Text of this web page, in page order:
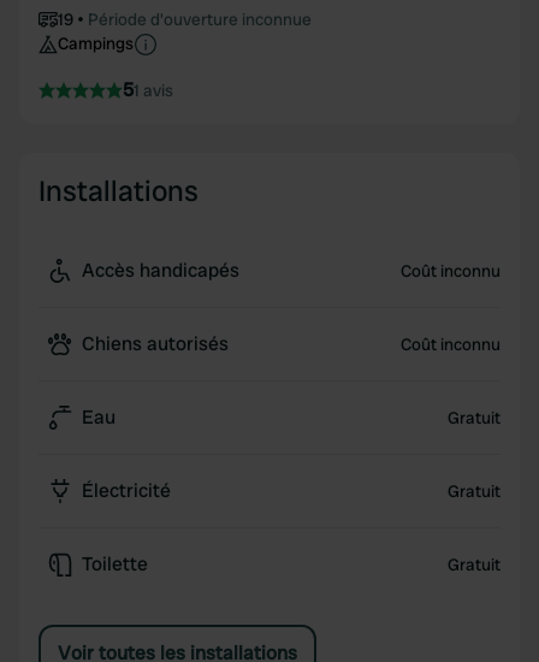
19
Période d'ouverture inconnue
Campings
51 avis
Installations
Accès handicapés Coût inconnu
Chiens autorisés Coût inconnu
Eau Gratuit
Électricité Gratuit
Toilette Gratuit
Voir toutes les installations